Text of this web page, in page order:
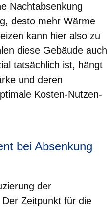
Nachtabsenkung
desto mehr Wärme
kann hier also zu
diese Gebäude auch
tatsächlich ist, hängt
und deren
Kosten-Nutzen-
bei Absenkung
der
Zeitpunkt für die